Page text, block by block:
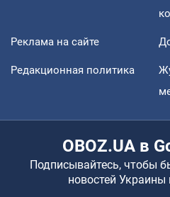
Реклама на сайте
Редакционная политика
OBOZ.UA в
Подписывайтесь, чтобы
новостей Украины